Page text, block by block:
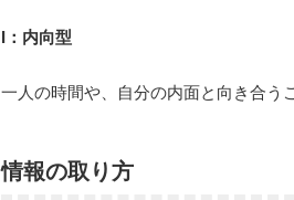
I：内向型
一人の時間や、自分の内面と向き合う
情報の取り方